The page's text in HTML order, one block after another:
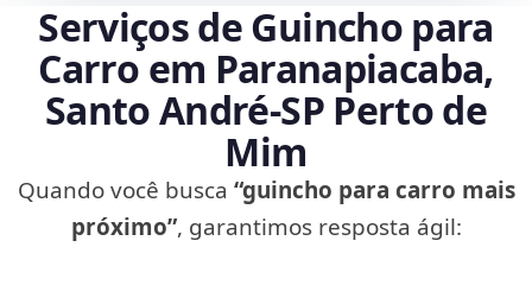
Serviços de Guincho para
Carro em Paranapiacaba,
Santo André‑SP Perto de
Mim
Quando você busca “guincho para carro mais
próximo”, garantimos resposta ágil: